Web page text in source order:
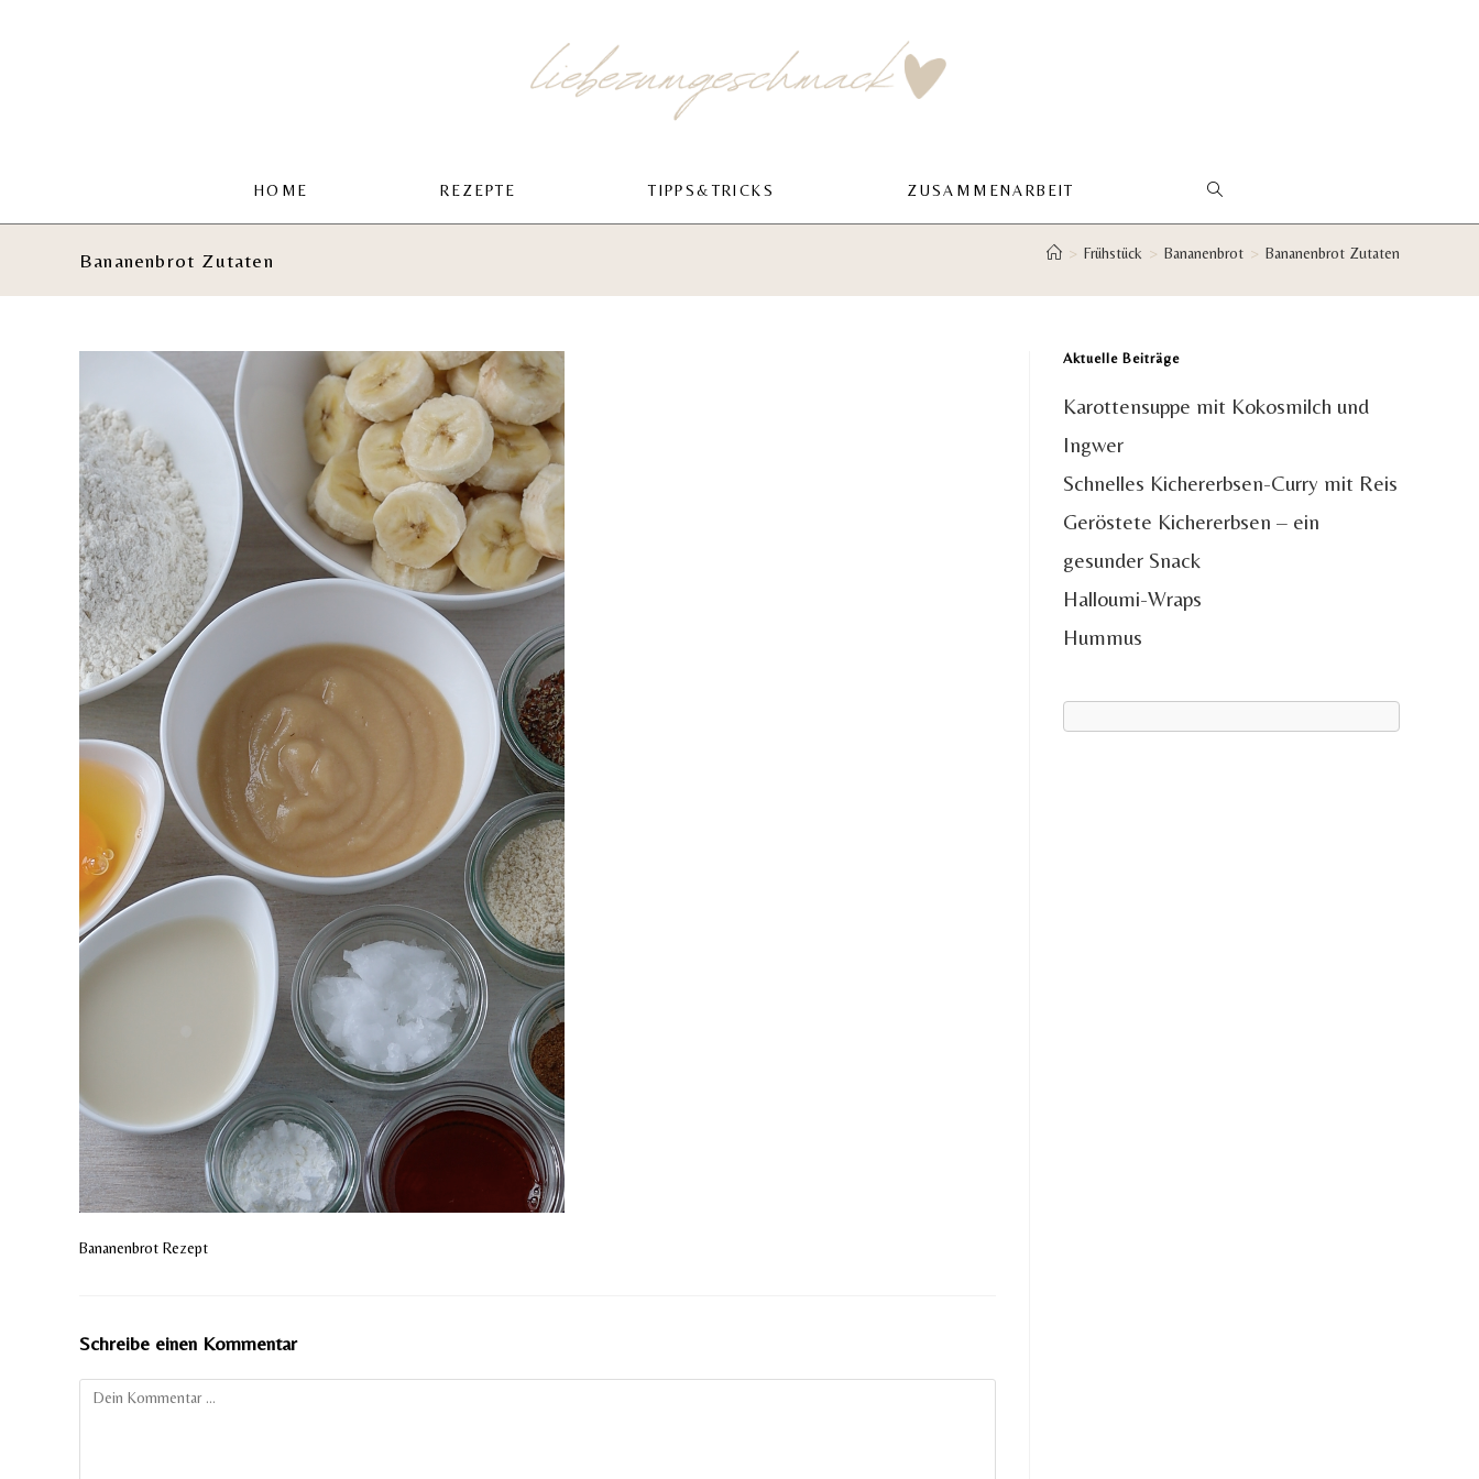
HOME REZEPTE TIPPS&TRICKS ZUSAMMENARBEIT WEBSITE-
SUCHE
Bananenbrot Zutaten > Frühstück > Bananenbrot > Bananenbrot Zutaten
Bananenbrot Rezept
Schreibe einen Kommentar
Kommentar
Aktuelle Beiträge
Karottensuppe mit Kokosmilch und
Ingwer
Schnelles Kichererbsen-Curry mit Reis
Geröstete Kichererbsen – ein
gesunder Snack
Halloumi-Wraps
Hummus